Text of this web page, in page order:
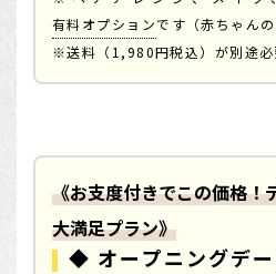
有料オプションです（赤ちゃん
※送料（1,980円税込）が別途必
《お支度付きでこの価格！
大満足プラン》
◆ オープニングデ